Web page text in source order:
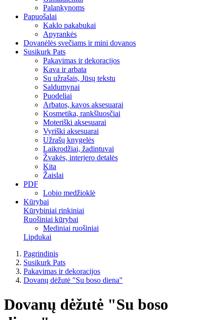
Palankynoms
Papuošalai
Kaklo pakabukai
Apyrankės
Dovanėlės svečiams ir mini dovanos
Susikurk Pats
Pakavimas ir dekoracijos
Kava ir arbata
Su užrašais, Jūsų tekstu
Saldumynai
Puodeliai
Arbatos, kavos aksesuarai
Kosmetika, rankšluosčiai
Moteriški aksesuarai
Vyriški aksesuarai
Užrašų knygelės
Laikrodžiai, žadintuvai
Žvakės, interjero detalės
Kita
Žaislai
PDF
Lobio medžioklė
Kūrybai
Kūrybiniai rinkiniai
Ruošiniai kūrybai
Mediniai ruošiniai
Lipdukai
Pagrindinis
Susikurk Pats
Pakavimas ir dekoracijos
Dovanų dėžutė "Su boso diena"
Dovanų dėžutė "Su boso